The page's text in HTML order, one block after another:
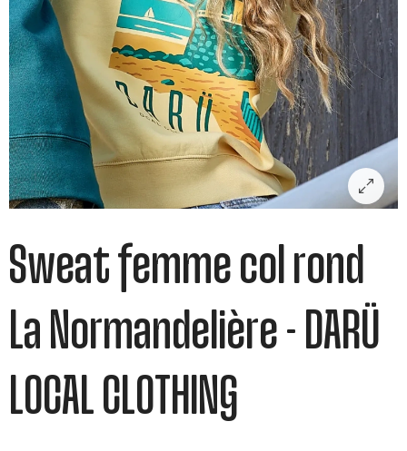
Sweat femme col rond
La Normandelière - DARÜ
LOCAL CLOTHING